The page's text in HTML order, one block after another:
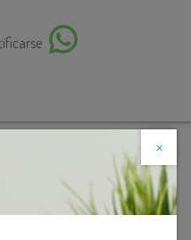
×
Descuento web
LOXALIGHT